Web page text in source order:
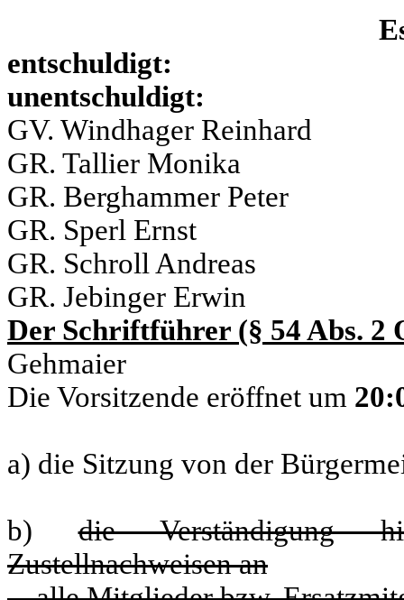
unentschuldigt:
GV. Windhager Reinhard
GR. Tallier Monika
GR. Berghammer Peter
GR. Sperl Ernst
GR. Schroll Andreas
GR. Jebinger Erwin
Der Schriftführer (§ 54 Abs. 2
Gehmaier
Die Vorsitzende eröffnet um
a) die Sitzung von der
b)die Verständigung
Zustellnachweisen an